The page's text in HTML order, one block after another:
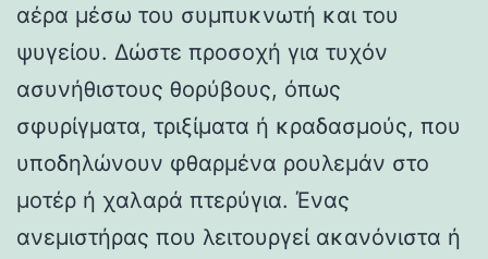
αέρα μέσω του συμπυκνωτή και του
ψυγείου. Δώστε προσοχή για τυχόν
ασυνήθιστους θορύβους, όπως
σφυρίγματα, τριξίματα ή κραδασμούς, που
υποδηλώνουν φθαρμένα ρουλεμάν στο
μοτέρ ή χαλαρά πτερύγια. Ένας
ανεμιστήρας που λειτουργεί ακανόνιστα ή